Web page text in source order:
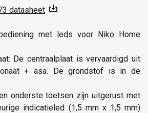
datasheet
met leds voor Niko Home
De centraalplaat is vervaardigd uit
+ asa. De grondstof is in de
onderste toetsen zijn uitgerust met
indicatieled (1,5 mm x 1,5 mm)